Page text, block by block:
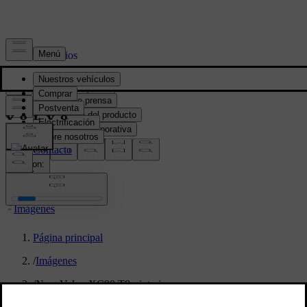
Prensa y Medios
Material de prensa
Información del producto
Información corporativa
Contacto de medios
location:
PY
Imágenes
Página principal
/Imágenes
/New Volvo XC90 T8 - interior